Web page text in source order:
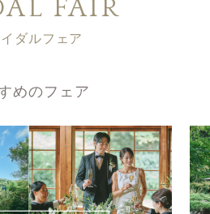
FAIR
ダルフェア
めのフェア